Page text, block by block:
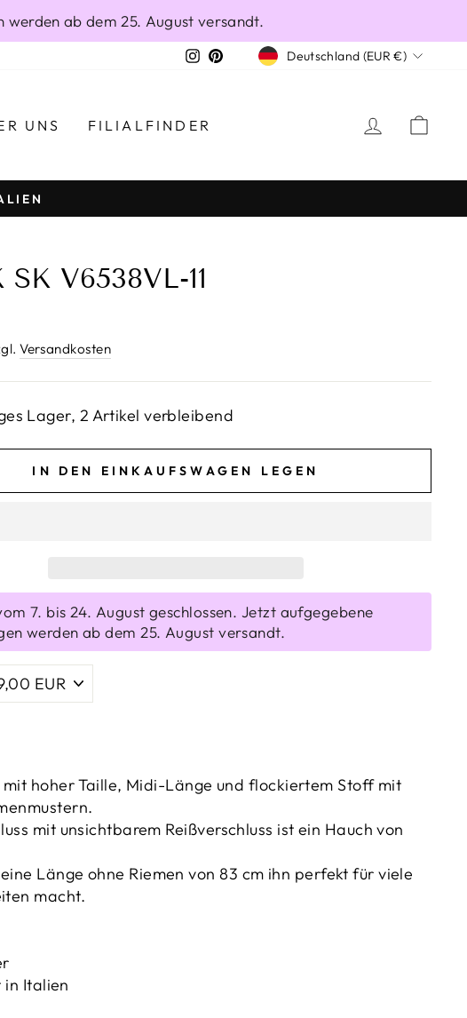
werden ab dem 25. August versandt.
Instagram
PinterestWÄHRUNG
Deutschland (EUR €)
UNS FILIALFINDER
SK V6538VL-11
Versandkosten
Lager, 2 Artikel verbleibend
IN DEN EINKAUFSWAGEN LEGEN
7. bis 24. August geschlossen. Jetzt aufgegebene
werden ab dem 25. August versandt.
hoher Taille, Midi-Länge und flockiertem Stoff mit
mit unsichtbarem Reißverschluss ist ein Hauch von
Länge ohne Riemen von 83 cm ihn perfekt für viele
macht.
in Italien